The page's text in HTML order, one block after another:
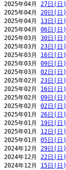
2025年04月 27日(日)
2025年04月 20日(日)
2025年04月 13日(日)
2025年04月 06日(日)
2025年03月 30日(日)
2025年03月 23日(日)
2025年03月 16日(日)
2025年03月 09日(日)
2025年03月 02日(日)
2025年02月 23日(日)
2025年02月 16日(日)
2025年02月 09日(日)
2025年02月 02日(日)
2025年01月 26日(日)
2025年01月 19日(日)
2025年01月 12日(日)
2025年01月 05日(日)
2024年12月 29日(日)
2024年12月 22日(日)
2024年12月 15日(日)